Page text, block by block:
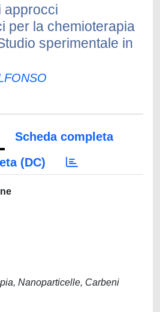
approcci
per la chemioterapia
sperimentale in
Scheda completa
(DC)
Nanoparticelle, Carbeni